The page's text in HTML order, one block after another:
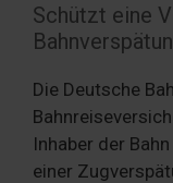
Schützt eine
Die Deutsche
Inhaber der
einer